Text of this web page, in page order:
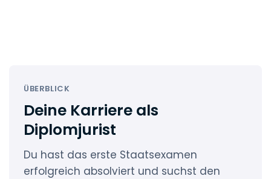
ÜBERBLICK
Deine Karriere als
Diplomjurist
Du hast das erste Staatsexamen
erfolgreich absolviert und suchst den